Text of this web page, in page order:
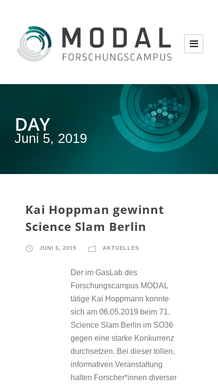
DAY
Juni 5, 2019
Kai Hoppman gewinnt
Science Slam Berlin
JUNI 5, 2019 AKTUELLES
Der im GasLab des
Forschungscampus MODAL
tätige Kai Hoppmann konnte
sich am 06.05.2019 beim 71.
Science Slam Berlin im SO36
gegen eine starke Konkurrenz
durchsetzen. Bei dieser tollen,
informativen Veranstaltung
halten Forscher*innen diverser